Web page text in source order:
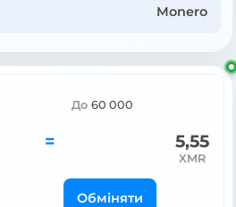
Monero
До 60 000
= 5,55
XMR
Обміняти